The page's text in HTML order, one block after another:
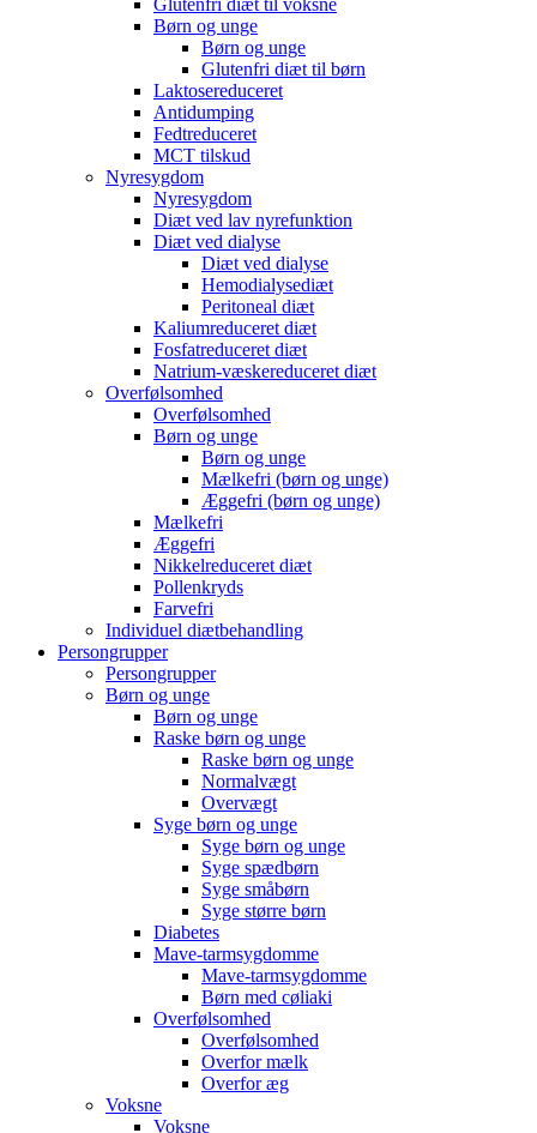
Glutenfri diæt til voksne
Børn og unge
Børn og unge
Glutenfri diæt til børn
Laktosereduceret
Antidumping
Fedtreduceret
MCT tilskud
Nyresygdom
Nyresygdom
Diæt ved lav nyrefunktion
Diæt ved dialyse
Diæt ved dialyse
Hemodialysediæt
Peritoneal diæt
Kaliumreduceret diæt
Fosfatreduceret diæt
Natrium-væskereduceret diæt
Overfølsomhed
Overfølsomhed
Børn og unge
Børn og unge
Mælkefri (børn og unge)
Æggefri (børn og unge)
Mælkefri
Æggefri
Nikkelreduceret diæt
Pollenkryds
Farvefri
Individuel diætbehandling
Persongrupper
Persongrupper
Børn og unge
Børn og unge
Raske børn og unge
Raske børn og unge
Normalvægt
Overvægt
Syge børn og unge
Syge børn og unge
Syge spædbørn
Syge småbørn
Syge større børn
Diabetes
Mave-tarmsygdomme
Mave-tarmsygdomme
Børn med cøliaki
Overfølsomhed
Overfølsomhed
Overfor mælk
Overfor æg
Voksne
Voksne